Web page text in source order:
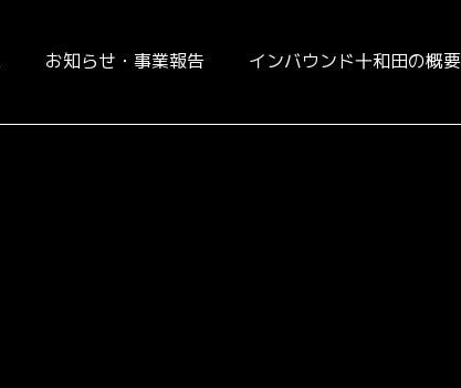
お知らせ・事業報告 インバウンド十和田の概要